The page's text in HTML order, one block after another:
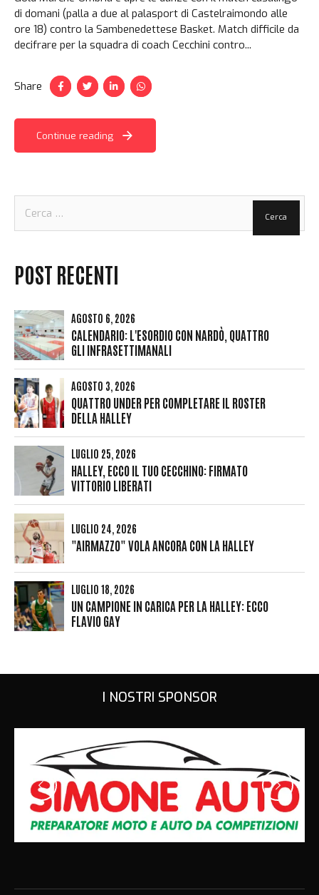
di domani (palla a due al palasport di Castelraimondo alle
ore 18) contro la Sambenedettese Basket. Match difficile da
decifrare per la squadra di coach Cecchini contro...
Share
Continue reading
per:
POST RECENTI
AGOSTO 6, 2026
CALENDARIO: L'ESORDIO CON NARDÒ, QUATTRO
GLI INFRASETTIMANALI
AGOSTO 3, 2026
QUATTRO UNDER PER COMPLETARE IL ROSTER
DELLA HALLEY
LUGLIO 25, 2026
HALLEY, ECCO IL TUO CECCHINO: FIRMATO
VITTORIO LIBERATI
LUGLIO 24, 2026
"AIRMAZZO" VOLA ANCORA CON LA HALLEY
LUGLIO 18, 2026
UN CAMPIONE IN CARICA PER LA HALLEY: ECCO
FLAVIO GAY
I NOSTRI SPONSOR